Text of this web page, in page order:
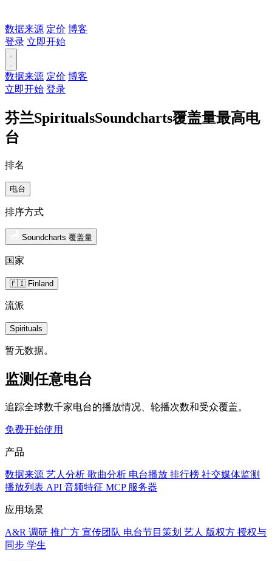
数据来源 定价 博客
登录 立即开始
数据来源 定价 博客
立即开始 登录
芬兰SpiritualsSoundcharts覆盖量最高电
台
排名
电台
排序方式
Soundcharts 覆盖量
国家
🇫🇮 Finland
流派
Spirituals
暂无数据。
监测任意电台
追踪全球数千家电台的播放情况、轮播次数和受众覆盖。
免费开始使用
产品
数据来源 艺人分析 歌曲分析 电台播放 排行榜 社交媒体监测
播放列表 API 音频特征 MCP 服务器
应用场景
A&R 调研 推广方 宣传团队 电台节目策划 艺人 版权方 授权与
同步 学生